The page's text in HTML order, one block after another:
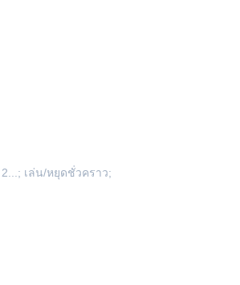
เล่น/หยุดชั่วคราว;